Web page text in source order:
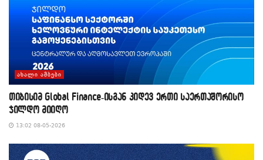
ᲐᲮᲐᲚᲘ ᲐᲛᲑᲔᲑᲘ
თიბისიმ Global Finance-ისგან კიდევ ერთი საერთაშორისო
ჯილდო მიიღო
13:02 08-05-2026